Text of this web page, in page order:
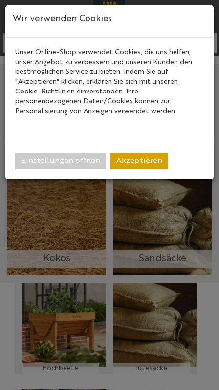
MenüMenü
VegTrug Jute
Kokos Sandsäcke
Hochbeete Jutesäcke
Wir verwenden Cookies
Unser Online-Shop verwendet Cookies, die uns helfen,
unser Angebot zu verbessern und unseren Kunden den
bestmöglichen Service zu bieten. Indem Sie auf
"Akzeptieren" klicken, erklären Sie sich mit unseren
Cookie-Richtlinien einverstanden. Ihre
personenbezogenen Daten/Cookies können zur
Personalisierung von Anzeigen verwendet werden.
Einstellungen öffnen Akzeptieren